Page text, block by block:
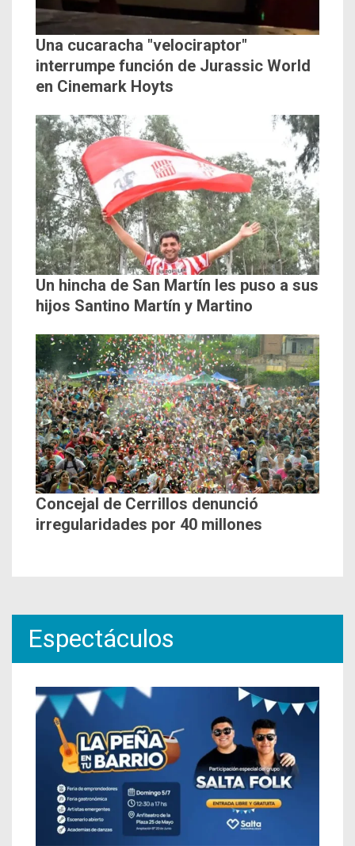
Una cucaracha "velociraptor"
interrumpe función de Jurassic World
en Cinemark Hoyts
Un hincha de San Martín les puso a sus
hijos Santino Martín y Martino
Concejal de Cerrillos denunció
irregularidades por 40 millones
Espectáculos